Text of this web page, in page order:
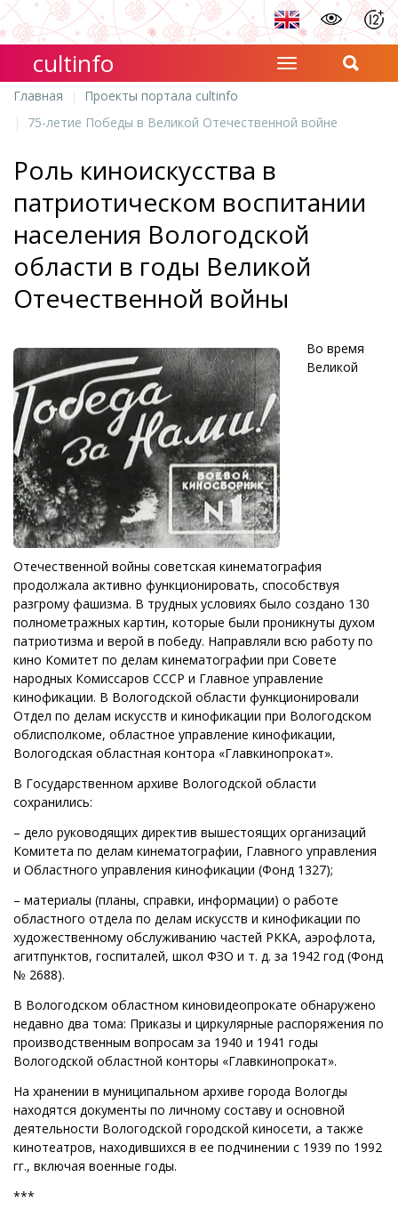
cultinfo
Главная
Проекты портала cultinfo
75-летие Победы в Великой Отечественной войне
Роль киноискусства в
патриотическом воспитании
населения Вологодской
области в годы Великой
Отечественной войны
Во время
Великой
Отечественной войны советская кинематография
продолжала активно функционировать, способствуя
разгрому фашизма. В трудных условиях было создано 130
полнометражных картин, которые были проникнуты духом
патриотизма и верой в победу. Направляли всю работу по
кино Комитет по делам кинематографии при Совете
народных Комиссаров СССР и Главное управление
кинофикации. В Вологодской области функционировали
Отдел по делам искусств и кинофикации при Вологодском
облисполкоме, областное управление кинофикации,
Вологодская областная контора «Главкинопрокат».
В Государственном архиве Вологодской области
сохранились:
– дело руководящих директив вышестоящих организаций
Комитета по делам кинематографии, Главного управления
и Областного управления кинофикации (Фонд 1327);
– материалы (планы, справки, информации) о работе
областного отдела по делам искусств и кинофикации по
художественному обслуживанию частей РККА, аэрофлота,
агитпунктов, госпиталей, школ ФЗО и т. д. за 1942 год (Фонд
№ 2688).
В Вологодском областном киновидеопрокате обнаружено
недавно два тома: Приказы и циркулярные распоряжения по
производственным вопросам за 1940 и 1941 годы
Вологодской областной конторы «Главкинопрокат».
На хранении в муниципальном архиве города Вологды
находятся документы по личному составу и основной
деятельности Вологодской городской киносети, а также
кинотеатров, находившихся в ее подчинении с 1939 по 1992
гг., включая военные годы.
***